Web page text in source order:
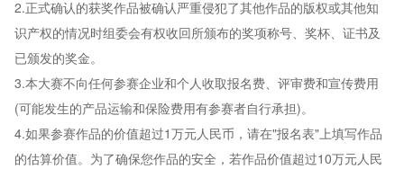
2.正式确认的获奖作品被确认严重侵犯了其他作品的版权或其他知
识产权的情况时组委会有权收回所颁布的奖项称号、奖杯、证书及
已颁发的奖金。
3.本大赛不向任何参赛企业和个人收取报名费、评审费和宣传费用
(可能发生的产品运输和保险费用有参赛者自行承担)。
4.如果参赛作品的价值超过1万元人民币，请在"报名表"上填写作品
的估算价值。为了确保您作品的安全，若作品价值超过10万元人民